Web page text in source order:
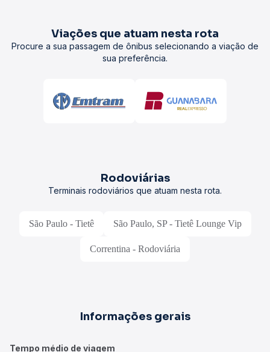
Viações que atuam nesta rota
Procure a sua passagem de ônibus selecionando a viação de
sua preferência.
Rodoviárias
Terminais rodoviários que atuam nesta rota.
São Paulo - Tietê São Paulo, SP - Tietê Lounge Vip
Correntina - Rodoviária
Informações gerais
Tempo médio de viagem